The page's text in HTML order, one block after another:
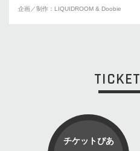
企画／制作：LIQUIDROOM & Doobie
チケットぴあ